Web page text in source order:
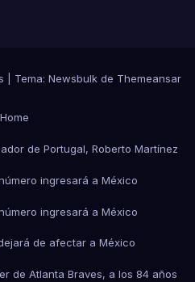
Tema: Newsbulkde Themeansar
Home
de Portugal, Roberto Martínez
ingresará a México
ingresará a México
de afectar a México
de Atlanta Braves, a los 84 años